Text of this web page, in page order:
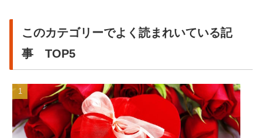
このカテゴリーでよく読まれいている記
事 TOP5